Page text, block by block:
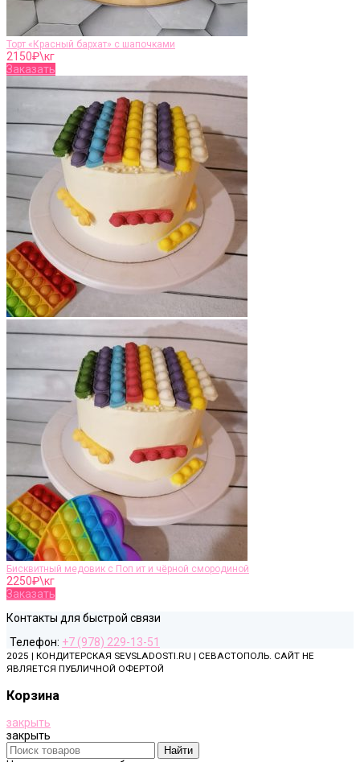
Торт «Красный бархат» с шапочками
2150₽\кг
Заказать
Бисквитный медовик с Поп ит и чёрной смородиной
2250₽\кг
Заказать
Контакты для быстрой связи
Телефон: +7 (978) 229-13-51
2025 | КОНДИТЕРСКАЯ SEVSLADOSTI.RU | СЕВАСТОПОЛЬ. САЙТ НЕ
ЯВЛЯЕТСЯ ПУБЛИЧНОЙ ОФЕРТОЙ
Корзина
закрыть
закрыть
Найти